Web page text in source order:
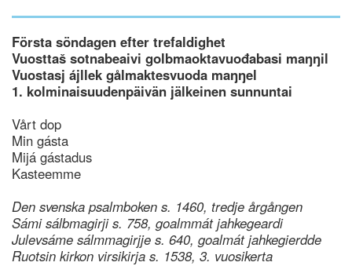
Första söndagen efter trefaldighet
Vuosttaš sotnabeaivi golbmaoktavuođabasi maŋŋil
Vuostasj ájllek gålmaktesvuoda maŋŋel
1. kolminaisuudenpäivän jälkeinen sunnuntai
Vårt dop
Min gásta
Mijá gástadus
Kasteemme
Den svenska psalmboken s. 1460, tredje årgången
Sámi sálbmagirji s. 758, goalmmát jahkegeardi
Julevsáme sálmmagirjje s. 640, goalmát jahkegierdde
Ruotsin kirkon virsikirja s. 1538, 3. vuosikerta